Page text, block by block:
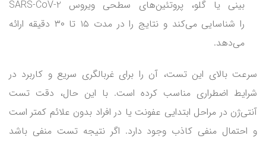
بینی یا گلو، پروتئین‌های سطحی ویروس SARS-CoV-2
را شناسایی می‌کند و نتایج را در مدت ۱۵ تا ۳۰ دقیقه ارائه
می‌دهد.
سرعت بالای این تست، آن را برای غربالگری سریع و کاربرد در
شرایط اضطراری مناسب کرده است. با این حال، دقت تست
آنتی‌ژن در مراحل ابتدایی عفونت یا در افراد بدون علائم کمتر است
و احتمال منفی کاذب وجود دارد. اگر نتیجه تست منفی باشد